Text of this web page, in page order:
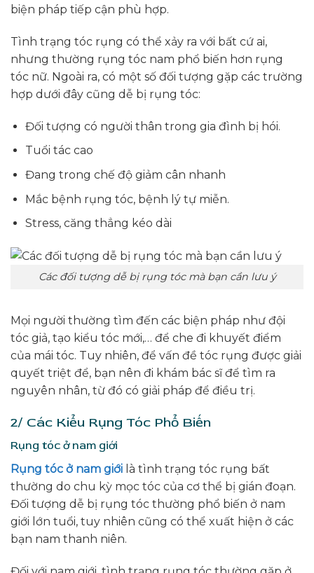
biện pháp tiếp cận phù hợp.
Tình trạng tóc rụng có thể xảy ra với bất cứ ai,
nhưng thường rụng tóc nam phổ biến hơn rụng
tóc nữ. Ngoài ra, có một số đối tượng gặp các trường
hợp dưới đây cũng dễ bị rụng tóc:
Đối tượng có người thân trong gia đình bị hói.
Tuổi tác cao
Đang trong chế độ giảm cân nhanh
Mắc bệnh rụng tóc, bệnh lý tự miễn.
Stress, căng thẳng kéo dài
Các đối tượng dễ bị rụng tóc mà bạn cần lưu ý
Mọi người thường tìm đến các biện pháp như đội
tóc giả, tạo kiểu tóc mới,… để che đi khuyết điểm
của mái tóc. Tuy nhiên, để vấn đề tóc rụng được giải
quyết triệt để, bạn nên đi khám bác sĩ để tìm ra
nguyên nhân, từ đó có giải pháp để điều trị.
2/ Các Kiểu Rụng Tóc Phổ Biến
Rụng tóc ở nam giới
Rụng tóc ở nam giới là tình trạng tóc rụng bất
thường do chu kỳ mọc tóc của cơ thể bị gián đoạn.
Đối tượng dễ bị rụng tóc thường phổ biến ở nam
giới lớn tuổi, tuy nhiên cũng có thể xuất hiện ở các
bạn nam thanh niên.